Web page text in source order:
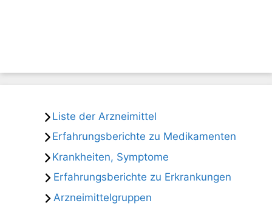
Liste der Arzneimittel
Erfahrungsberichte zu Medikamenten
Krankheiten, Symptome
Erfahrungsberichte zu Erkrankungen
Arzneimittelgruppen